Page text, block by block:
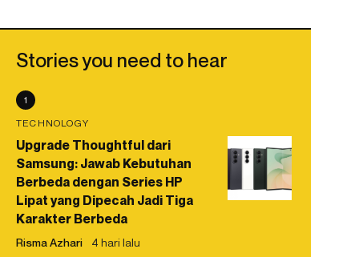
Stories you need to hear
1
TECHNOLOGY
Upgrade Thoughtful dari
Samsung: Jawab Kebutuhan
Berbeda dengan Series HP
Lipat yang Dipecah Jadi Tiga
Karakter Berbeda
Risma Azhari 4 hari lalu